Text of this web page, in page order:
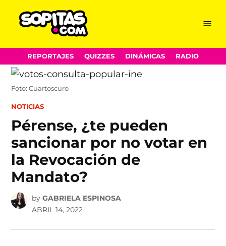
Skip
to
content
Menu
REPORTAJES QUIZZES DINÁMICAS RADIO
Foto: Cuartoscuro
POSTED
NOTICIAS
Pérense, ¿te pueden
sancionar por no votar en
la Revocación de
Mandato?
by GABRIELA ESPINOSA
ABRIL 14, 2022